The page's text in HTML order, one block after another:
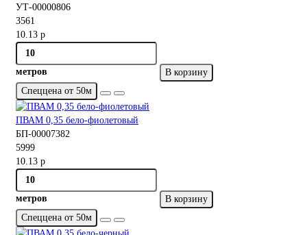
УТ-00000806
3561
10.13 р
метров
В корзину
Спеццена от 50м
ПВАМ 0,35 бело-фиолетовый
БП-00007382
5999
10.13 р
метров
В корзину
Спеццена от 50м